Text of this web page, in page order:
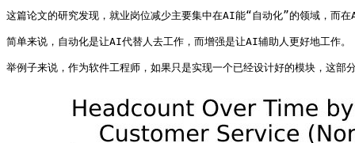
这篇论文的研究发现，就业岗位减少主要集中在AI能“自动化”的领域，而
简单来说，自动化是让AI代替人去工作，而增强是让AI辅助人更好地工作。
举例子来说，作为软件工程师，如果只是实现一个已经设计好的模块，这